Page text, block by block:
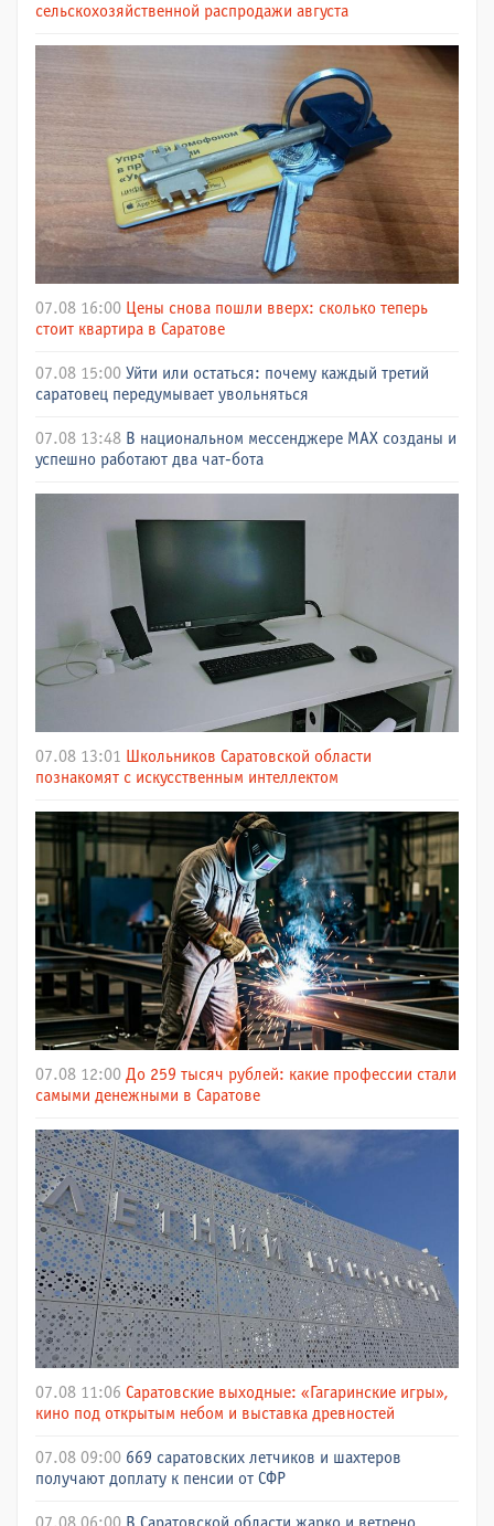
сельскохозяйственной распродажи августа
07.08 16:00 Цены снова пошли вверх: сколько теперь
стоит квартира в Саратове
07.08 15:00 Уйти или остаться: почему каждый третий
саратовец передумывает увольняться
07.08 13:48 В национальном мессенджере МАХ созданы и
успешно работают два чат-бота
07.08 13:01
Школьников Саратовской области
познакомят с искусственным интеллектом
07.08 12:00 До 259 тысяч рублей: какие профессии стали
самыми денежными в Саратове
07.08 11:06 Саратовские выходные: «Гагаринские игры»,
кино под открытым небом и выставка древностей
07.08 09:00 669 саратовских летчиков и шахтеров
получают доплату к пенсии от СФР